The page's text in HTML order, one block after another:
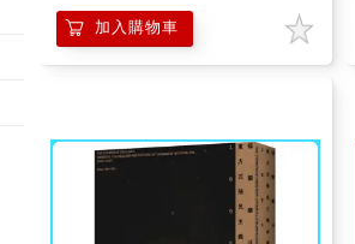
加入購物車